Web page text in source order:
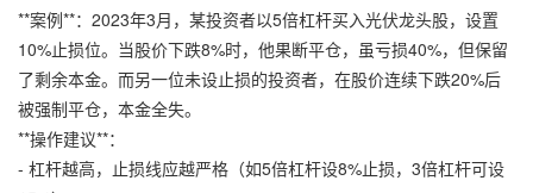
**案例**：2023年3月，某投资者以5倍杠杆买入光伏龙头股，设置
10%止损位。当股价下跌8%时，他果断平仓，虽亏损40%，但保留
了剩余本金。而另一位未设止损的投资者，在股价连续下跌20%后
被强制平仓，本金全失。
**操作建议**：
- 杠杆越高，止损线应越严格（如5倍杠杆设8%止损，3倍杠杆可设